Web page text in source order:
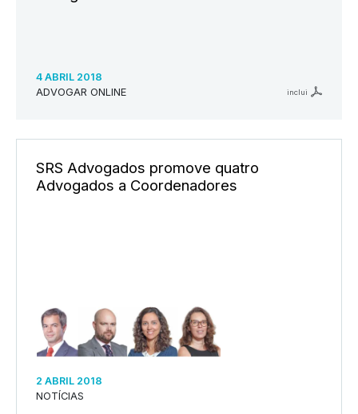
4 ABRIL 2018
ADVOGAR ONLINE
inclui
SRS Advogados promove quatro
Advogados a Coordenadores
2 ABRIL 2018
NOTÍCIAS